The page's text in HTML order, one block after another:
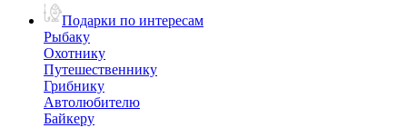
Подарки по интересам
Рыбаку
Охотнику
Путешественнику
Грибнику
Автолюбителю
Байкеру